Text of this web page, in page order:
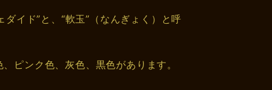
イド”と、“軟玉”（なんぎょく）と呼
ピンク色、灰色、黒色があります。